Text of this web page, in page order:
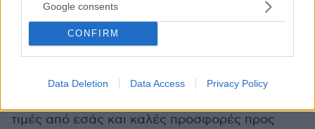
Google consents
CONFIRM
Data Deletion Data Access Privacy Policy
Σύμβουλο του TUI Group, Fritz Joussen, ο κ.
Κικίλιας επισήμανε ότι «βασιζόμαστε σε εσάς
ως ισχυρούς εταίρους και θέλουμε να
για να πετύχουμε από κοινού την επιμήκυνση
τιμές από εσάς και καλές προσφορές προς